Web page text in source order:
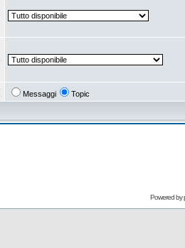
Messaggi Topic
Powered by